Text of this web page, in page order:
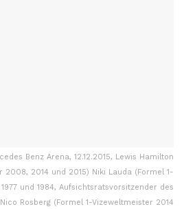
Benz Arena, 12.12.2015, Lewis Hamilton
2008, 2014 und 2015) Niki Lauda (Formel 1-
und 1984, Aufsichtsratsvorsitzender des
Rosberg (Formel 1-Vizeweltmeister 2014